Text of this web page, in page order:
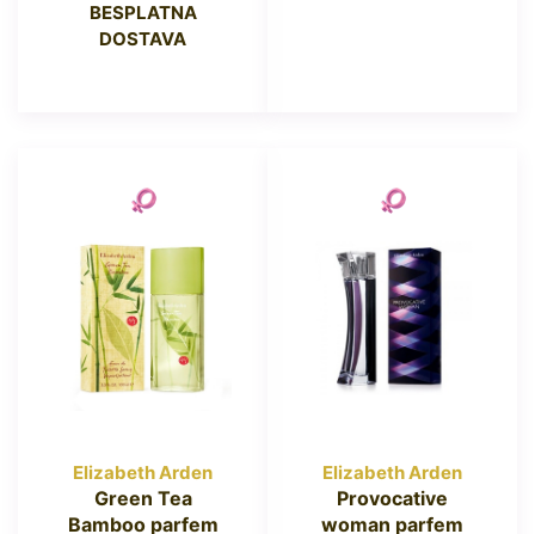
BESPLATNA
DOSTAVA
Elizabeth Arden
Green Tea
Bamboo parfem
Elizabeth Arden
Provocative
woman parfem